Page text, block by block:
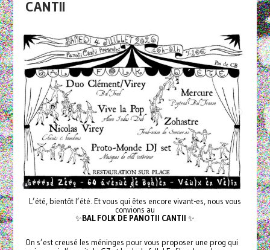
CANTII
L’été, bientôt l’été. Et vous qui êtes encore vivant-es, nous vous
convions au
✨BAL FOLK DE PANOTII CANTII ✨
On s’est creusé les méninges pour vous proposer une prog qui